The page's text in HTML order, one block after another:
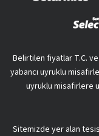
Belirtilen fiyatlar T.C.
yabancı uyruklu
uyruklu misafirlere
Sitemizde yer alan